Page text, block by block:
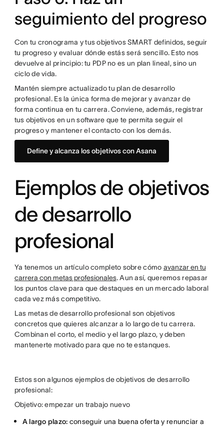
seguimiento del progreso
Con tu cronograma y tus objetivos SMART definidos, seguir
tu progreso y evaluar dónde estás será sencillo. Esto nos
devuelve al principio: tu PDP no es un plan lineal, sino un
ciclo de vida.
Mantén siempre actualizado tu plan de desarrollo
profesional. Es la única forma de mejorar y avanzar de
forma continua en tu carrera. Conviene, además, registrar
tus objetivos en un software que te permita seguir el
progreso y mantener el contacto con los demás.
Define y alcanza los objetivos con Asana
Ejemplos de objetivos
de desarrollo
profesional
Ya tenemos un artículo completo sobre cómo avanzar en tu
carrera con metas profesionales. Aun así, queremos repasar
los puntos clave para que destaques en un mercado laboral
cada vez más competitivo.
Las metas de desarrollo profesional son objetivos
concretos que quieres alcanzar a lo largo de tu carrera.
Combinan el corto, el medio y el largo plazo, y deben
mantenerte motivado para que no te estanques.
Estos son algunos ejemplos de objetivos de desarrollo
profesional:
Objetivo: empezar un trabajo nuevo
A largo plazo: conseguir una buena oferta y renunciar a